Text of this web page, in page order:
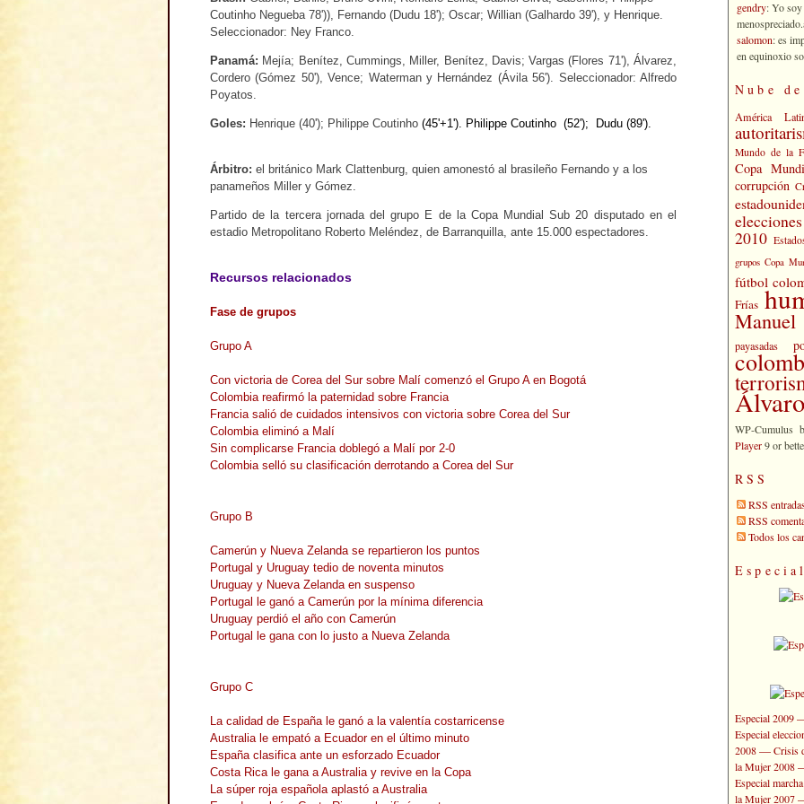
Coutinho Negueba 78')), Fernando (Dudu 18'); Oscar; Willian (Galhardo 39'), y Henrique.
Seleccionador: Ney Franco.
Panamá: Mejía; Benítez, Cummings, Miller, Benítez, Davis; Vargas (Flores 71'), Álvarez,
Cordero (Gómez 50'), Vence; Waterman y Hernández (Ávila 56'). Seleccionador: Alfredo
Poyatos.
Goles: Henrique (40'); Philippe Coutinho (45'+1'). Philippe Coutinho (52'); Dudu (89').
Árbitro: el británico Mark Clattenburg, quien amonestó al brasileño Fernando y a los
panameños Miller y Gómez.
Partido de la tercera jornada del grupo E de la Copa Mundial Sub 20 disputado en el
estadio Metropolitano Roberto Meléndez, de Barranquilla, ante 15.000 espectadores.
Recursos relacionados
Fase de grupos
Grupo A
Con victoria de Corea del Sur sobre Malí comenzó el Grupo A en Bogotá
Colombia reafirmó la paternidad sobre Francia
Francia salió de cuidados intensivos con victoria sobre Corea del Sur
Colombia eliminó a Malí
Sin complicarse Francia doblegó a Malí por 2-0
Colombia selló su clasificación derrotando a Corea del Sur
Grupo B
Camerún y Nueva Zelanda se repartieron los puntos
Portugal y Uruguay tedio de noventa minutos
Uruguay y Nueva Zelanda en suspenso
Portugal le ganó a Camerún por la mínima diferencia
Uruguay perdió el año con Camerún
Portugal le gana con lo justo a Nueva Zelanda
Grupo C
La calidad de España le ganó a la valentía costarricense
Australia le empató a Ecuador en el último minuto
España clasifica ante un esforzado Ecuador
Costa Rica le gana a Australia y revive en la Copa
La súper roja española aplastó a Australia
gendry: Yo
salomon: es
en equinoxio
Nube
América
Mundo de la
Copa
corrupción
2010
grupos Copa
fútbol
Frías
Manuel
payasadas
WP-Cumulus
Player9 or
RSS
RSS
RSS
Todos los
Especial 2009
Especial
2008—Crisis
la Mujer 2008
Especial
la Mujer 2007